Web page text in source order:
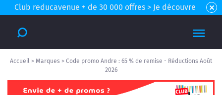
Club reducavenue + de 30 000 offres > Je découvre
Accueil > Marques > Code promo Andre : 65 % de remise - Réductions Août
2026